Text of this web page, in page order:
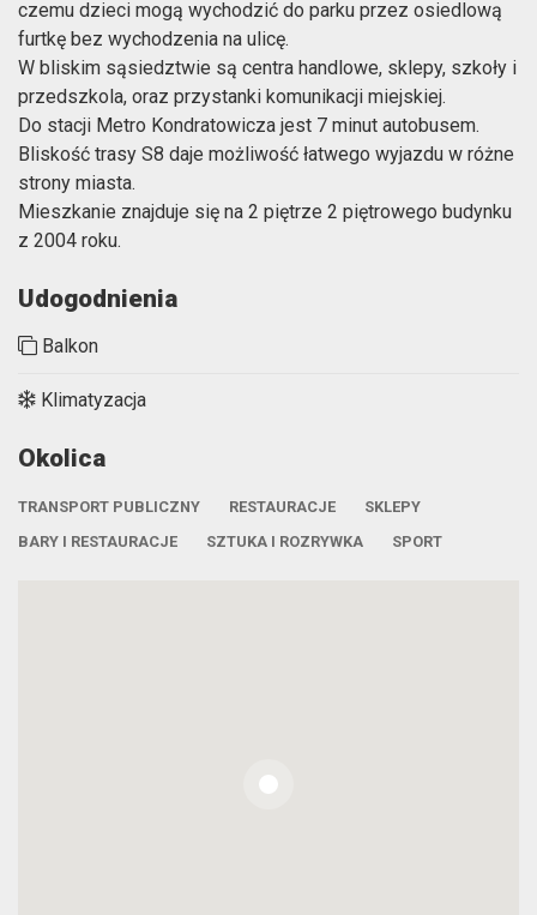
czemu dzieci mogą wychodzić do parku przez osiedlową
furtkę bez wychodzenia na ulicę.
W bliskim sąsiedztwie są centra handlowe, sklepy, szkoły i
przedszkola, oraz przystanki komunikacji miejskiej.
Do stacji Metro Kondratowicza jest 7 minut autobusem.
Bliskość trasy S8 daje możliwość łatwego wyjazdu w różne
strony miasta.
Mieszkanie znajduje się na 2 piętrze 2 piętrowego budynku
z 2004 roku.
Udogodnienia
Balkon
Klimatyzacja
Okolica
TRANSPORT PUBLICZNY RESTAURACJE
SKLEPY
BARY I RESTAURACJE
SZTUKA I ROZRYWKA SPORT